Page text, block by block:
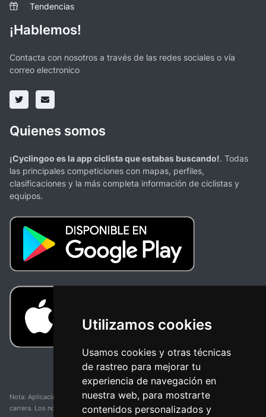
Utilizamos cookies
Usamos cookies y otras técnicas
de rastreo para mejorar tu
experiencia de navegación en
nuestra web, para mostrarte
contenidos personalizados y
Tendencias
¡Hablemos!
Contacta con nosotros a través de las redes sociales o vía
correo electronico
Quienes somos
¡Cyclingoo es la app ciclista que estabas buscando!. Todas
las principales competiciones con mapas, perfiles,
clasificaciones y la más completa información de ciclistas y
equipos.
Nota: Aplicación y web no oficial y no relacionada con ninguna organización o
carrera. Los nombres de equipos, competiciones, marcas comerciales y